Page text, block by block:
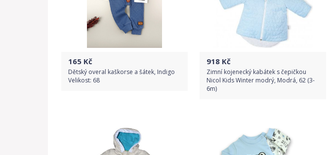
165 Kč
Dětský overal kaškorse a šátek, Indigo
Velikost: 68
Detail produktu
918 Kč
Zimní kojenecký kabátek s čepičkou
Nicol Kids Winter modrý, Modrá, 62 (3-
6m)
Detail produktu